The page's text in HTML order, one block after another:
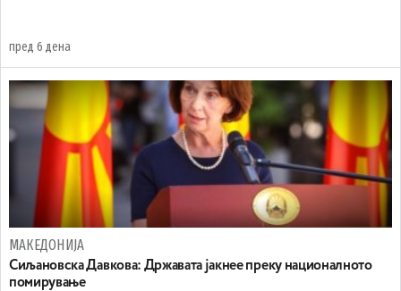
пред 6 дена
МАКЕДОНИЈА
Сиљановска Давкова: Државата јакнее преку националното
помирување